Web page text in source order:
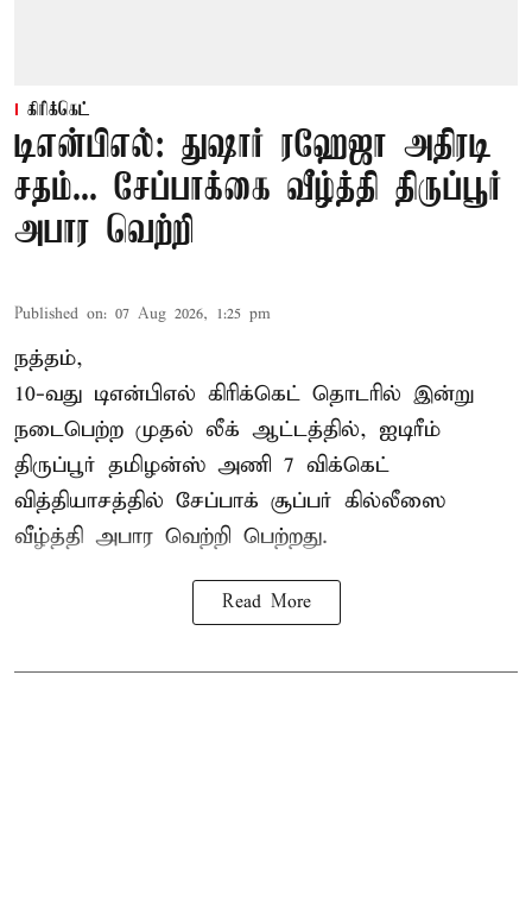
கிரிக்கெட்
டிஎன்பிஎல்: துஷார் ரஹேஜா அதிரடி
சதம்... சேப்பாக்கை வீழ்த்தி திருப்பூர்
அபார வெற்றி
Published on: 07 Aug 2026, 1:25 pm
நத்தம்,
10-வது டிஎன்பிஎல் கிரிக்கெட் தொடரில் இன்று
நடைபெற்ற முதல் லீக் ஆட்டத்தில், ஐடிரீம்
திருப்பூர் தமிழன்ஸ் அணி 7 விக்கெட்
வித்தியாசத்தில் சேப்பாக் சூப்பர் கில்லீஸை
வீழ்த்தி அபார வெற்றி பெற்றது.
Read More